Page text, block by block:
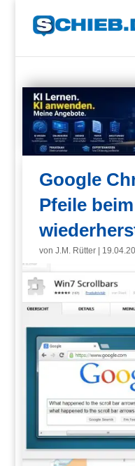
Google
Pfeile
vonJ.M. Rütter